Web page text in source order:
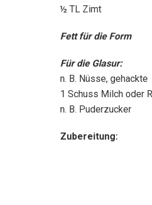
½ TL Zimt
Fett für die Form
Für die Glasur:
n. B. Nüsse, gehackte
1 Schuss Milch oder
n. B. Puderzucker
Zubereitung: